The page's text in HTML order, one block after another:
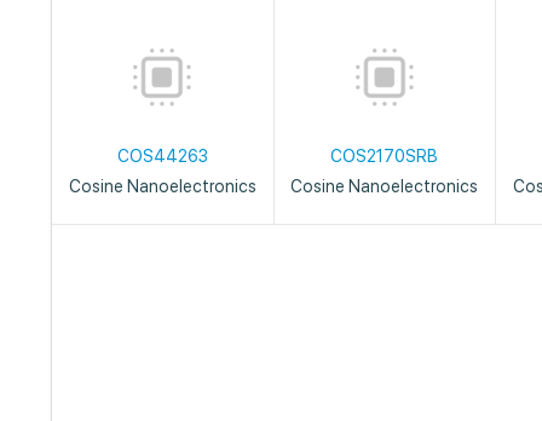
COS44263
Cosine Nanoelectronics
COS2170SRB
Cosine Nanoelectronics